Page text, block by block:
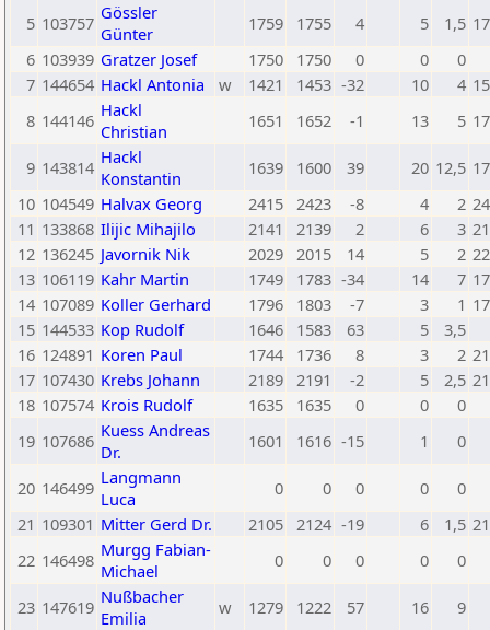
5 103757 Gössler
Günter
1759 1755 4 5 1,5
6 103939 Gratzer Josef 1750 1750 0 0
0
7 144654 Hackl Antonia w 1421 1453 -32 10 4
8 144146 Hackl
Christian
1651 1652 -1 13 5
9 143814 Hackl
Konstantin
1639 1600 39 20 12,5
10 104549 Halvax Georg 2415 2423 -8 4 2
11 133868 Ilijic Mihajilo 2141 2139 2 6 3
12 136245 Javornik Nik 2029 2015 14 5 2
13 106119 Kahr Martin 1749 1783 -34 14 7
14 107089 Koller Gerhard 1796 1803 -7 3 1
15 144533 Kop Rudolf 1646 1583 63 5
3,5
16 124891 Koren Paul 1744 1736 8 3 2
17 107430 Krebs Johann 2189 2191 -2 5 2,5
18 107574 Krois Rudolf 1635 1635 0 0
0
19 107686 Kuess Andreas
Dr.
1601 1616 -15 1 0
20 146499 Langmann
Luca
0 0 0 0
0
21 109301 Mitter Gerd Dr. 2105 2124 -19 6 1,5
22 146498 Murgg Fabian-
Michael
0 0 0 0 0
23 147619 Nußbacher
Emilia
w 1279 1222 57 16 9